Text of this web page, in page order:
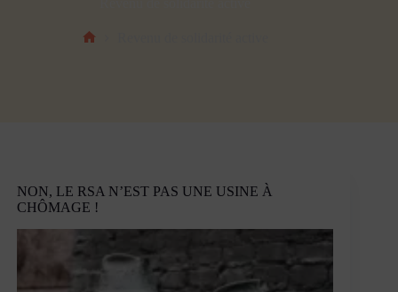
NON, LE RSA N’EST PAS UNE USINE À
CHÔMAGE !